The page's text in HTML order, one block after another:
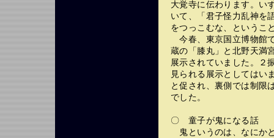
大覚寺に伝わります。い
いて、「君子怪力乱神を
をつっこむな、というこ
今春、東京国立博物館
蔵の「膝丸」と北野天満
展示されていました。２
見られる展示としてはい
と促され、裏側では制限
でした。
〇 童子が鬼になる話
鬼というのは、なにか